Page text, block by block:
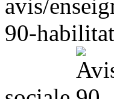
avis/
90-